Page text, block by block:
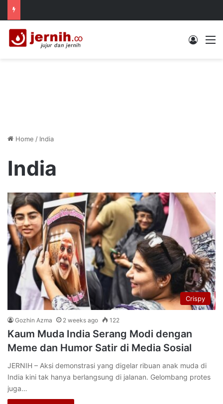
Log In
Home / India
India
Crispy
Gozhin Azma 2 weeks ago 122
Kaum Muda India Serang Modi dengan
Meme dan Humor Satir di Media Sosial
JERNIH – Aksi demonstrasi yang digelar ribuan anak muda di
India kini tak hanya berlangsung di jalanan. Gelombang protes
juga…